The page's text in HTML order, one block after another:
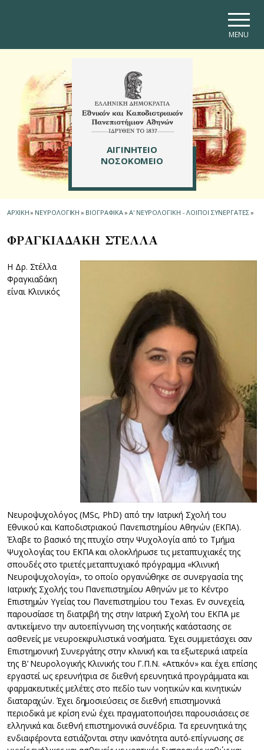
MENU
ΑΙΓΙΝΗΤΕΙΟ
ΝΟΣΟΚΟΜΕΙΟ
ΑΡΧΙΚΗ» ΝΕΥΡΟΛΟΓΙΚΗ » ΒΙΟΓΡΑΦΙΚΑ» Α' ΝΕΥΡΟΛΟΓΙΚΗ - ΛΟΙΠΟΙ ΣΥΝΕΡΓΑΤΕΣ»
ΦΡΑΓΚΙΑΔΑΚΗ ΣΤΕΛΛΑ
Η Δρ. Στέλλα
Φραγκιαδάκη
είναι Κλινικός
Νευροψυχολόγος (MSc, PhD) από την Ιατρική Σχολή του
Εθνικού και Καποδιστριακού Πανεπιστημίου Αθηνών (ΕΚΠΑ).
Έλαβε το βασικό της πτυχίο στην Ψυχολογία από το Τμήμα
Ψυχολογίας του ΕΚΠΑ και ολοκλήρωσε τις μεταπτυχιακές της
σπουδές στο τριετές μεταπτυχιακό πρόγραμμα «Κλινική
Νευροψυχολογία», το οποίο οργανώθηκε σε συνεργασία της
Ιατρικής Σχολής του Πανεπιστημίου Αθηνών με το Κέντρο
Επιστημών Υγείας του Πανεπιστημίου του Texas. Εν συνεχεία,
παρουσίασε τη διατριβή της στην Ιατρική Σχολή του ΕΚΠΑ με
αντικείμενο την αυτοεπίγνωση της νοητικής κατάστασης σε
ασθενείς με νευροεκφυλιστικά νοσήματα. Έχει συμμετάσχει σαν
Επιστημονική Συνεργάτης στην κλινική και τα εξωτερικά ιατρεία
της Β’ Νευρολογικής Κλινικής του Γ.Π.Ν. «Αττικόν» και έχει επίσης
εργαστεί ως ερευνήτρια σε διεθνή ερευνητικά προγράμματα και
φαρμακευτικές μελέτες στο πεδίο των νοητικών και κινητικών
διαταραχών. Έχει δημοσιεύσεις σε διεθνή επιστημονικά
περιοδικά με κρίση ενώ έχει πραγματοποιήσει παρουσιάσεις σε
ελληνικά και διεθνή επιστημονικά συνέδρια. Τα ερευνητικά της
ενδιαφέροντα εστιάζονται στην ικανότητα αυτό-επίγνωσης σε